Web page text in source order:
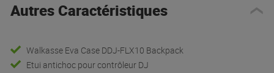
Autres Caractéristiques
Walkasse Eva Case DDJ-FLX10 Backpack
Etui antichoc pour contrôleur DJ